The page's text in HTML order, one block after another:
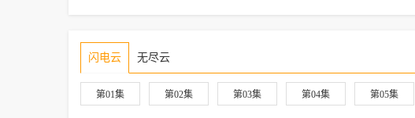
闪电云 无尽云
第01集 第02集 第03集 第04集 第05集